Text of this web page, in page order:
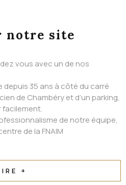
notre site
vous avec un de nos
35 ans à côté du carré
de Chambéry et d’un parking,
de notre équipe,
de la FNAIM
+